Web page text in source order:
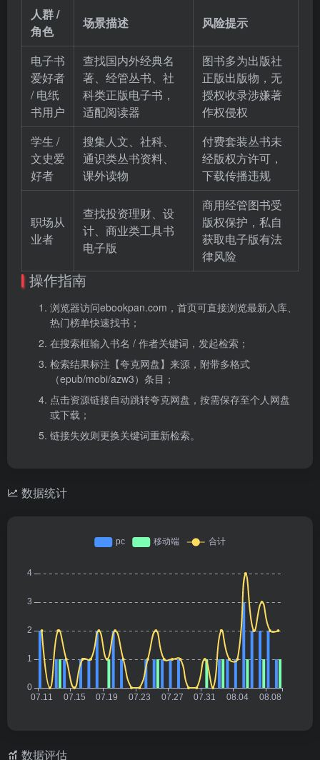
人群 /
角色
场景描述 风险提示
电子书
爱好者
/ 电纸
书用户
查找国内外经典名
著、经管丛书、社
科类正版电子书，
适配阅读器
图书多为出版社
正版出版物，无
授权收录涉嫌著
作权侵权
学生 /
文史爱
好者
搜集人文、社科、
通识类丛书资料、
课外读物
付费套装丛书未
经版权方许可，
下载传播违规
职场从
业者
查找投资理财、设
计、商业类工具书
电子版
商用经管图书受
版权保护，私自
获取电子版有法
律风险
操作指南
浏览器访问ebookpan.com，首页可直接浏览最新入库、
热门榜单快速找书；
在搜索框输入书名 / 作者关键词，发起检索；
检索结果标注【夸克网盘】来源，附带多格式
（epub/mobi/azw3）条目；
点击资源链接自动跳转夸克网盘，按需保存至个人网盘
或下载；
链接失效则更换关键词重新检索。
数据统计
数据评估